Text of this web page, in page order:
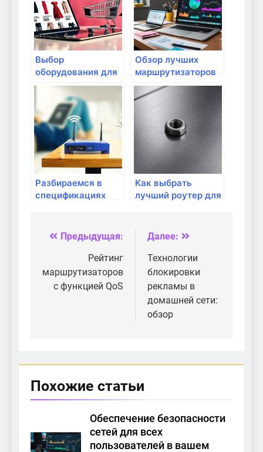
Выбор
оборудования для
геймеров
Обзор лучших
маршрутизаторов
для игровых ПК
Разбираемся в
спецификациях
протоколы
Как выбрать
лучший роутер для
Навигация
записям
Предыдущая:
Рейтинг
маршрутизаторов
с функцией QoS
Далее:
Технологии
блокировки
рекламы в
домашней сети:
обзор
Похожие статьи
Обеспечение безопасности
сетей для всех
пользователей в вашем